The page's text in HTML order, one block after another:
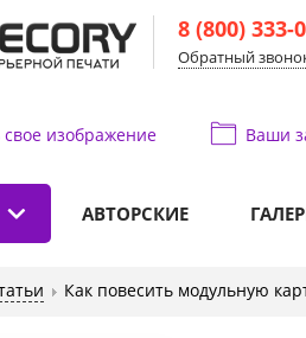
8 (800) 333-
Обратный
свое изображение Ваши
АВТОРСКИЕ
Как повесить модульную